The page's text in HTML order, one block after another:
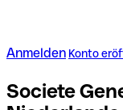
Anmelden Konto
Societe